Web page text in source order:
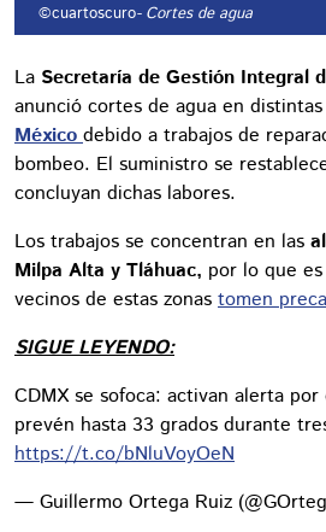
©cuartoscuro- Cortes de agua
La Secretaría de Gestión Integral
anunció cortes de agua en
México debido a trabajos de
bombeo. El suministro se
concluyan dichas labores.
Los trabajos se concentran en las
Milpa Alta y Tláhuac, por lo que
vecinos de estas zonas tomen
SIGUE LEYENDO:
CDMX se sofoca: activan alerta
prevén hasta 33 grados durante
https://t.co/bNluVoyOeN
— Guillermo Ortega Ruiz